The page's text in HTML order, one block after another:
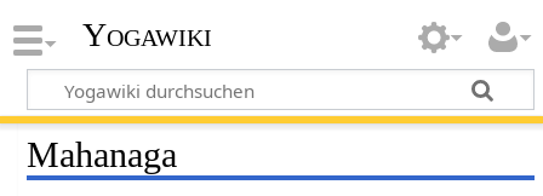
Yogawiki
Mahanaga